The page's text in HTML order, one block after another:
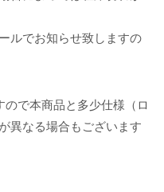
ルでお知らせ致しますの
で本商品と多少仕様（ロ
異なる場合もございます